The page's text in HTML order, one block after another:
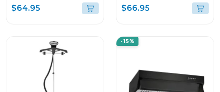
espejo mw758
$64.95
quemador vitroceramica
munich
$66.95
-15%